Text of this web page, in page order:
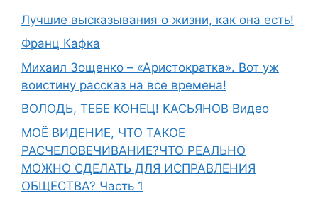
Лучшие высказывания о жизни, как она есть!
Франц Кафка
Михаил Зощенко – «Аристократка». Вот уж
воистину рассказ на все времена!
ВОЛОДЬ, ТЕБЕ КОНЕЦ! КАСЬЯНОВ Видео
МОЁ ВИДЕНИЕ, ЧТО ТАКОЕ
РАСЧЕЛОВЕЧИВАНИЕ?ЧТО РЕАЛЬНО
МОЖНО СДЕЛАТЬ ДЛЯ ИСПРАВЛЕНИЯ
ОБЩЕСТВА? Часть 1